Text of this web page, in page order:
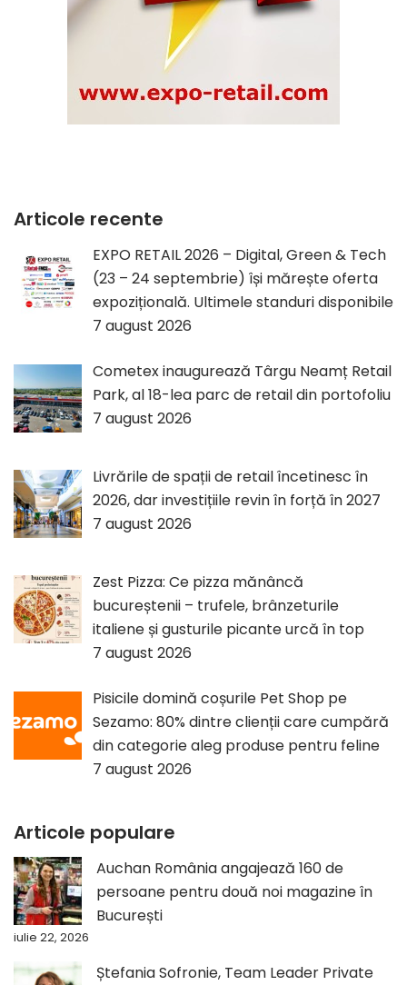
Articole recente
EXPO RETAIL 2026 – Digital, Green & Tech
(23 – 24 septembrie) își mărește oferta
expozițională. Ultimele standuri disponibile
7 august 2026
Cometex inaugurează Târgu Neamț Retail
Park, al 18-lea parc de retail din portofoliu
7 august 2026
Livrările de spații de retail încetinesc în
2026, dar investițiile revin în forță în 2027
7 august 2026
Zest Pizza: Ce pizza mănâncă
bucureștenii – trufele, brânzeturile
italiene și gusturile picante urcă în top
7 august 2026
Pisicile domină coșurile Pet Shop pe
Sezamo: 80% dintre clienții care cumpără
din categorie aleg produse pentru feline
7 august 2026
Articole populare
Auchan România angajează 160 de
persoane pentru două noi magazine în
București
iulie 22, 2026
Ștefania Sofronie, Team Leader Private